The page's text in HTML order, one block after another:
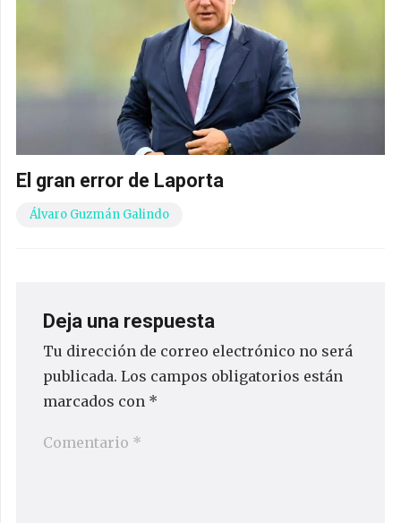
El gran error de Laporta
Álvaro Guzmán Galindo
Deja una respuesta
Tu dirección de correo electrónico no será
publicada. Los campos obligatorios están
marcados con *